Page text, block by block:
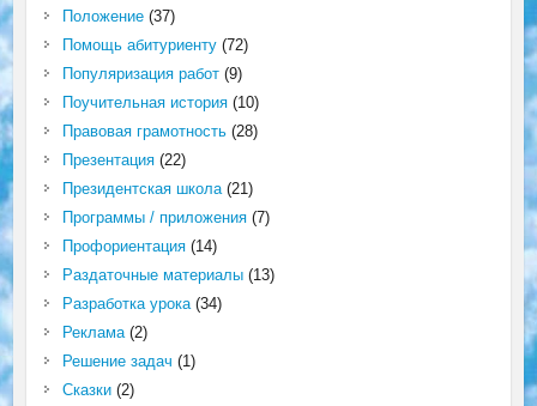
Положение(37)
Помощь абитуриенту(72)
Популяризация работ(9)
Поучительная история(10)
Правовая грамотность(28)
Презентация(22)
Президентская школа(21)
Программы / приложения(7)
Профориентация(14)
Раздаточные материалы(13)
Разработка урока(34)
Реклама(2)
Решение задач (1)
Сказки(2)